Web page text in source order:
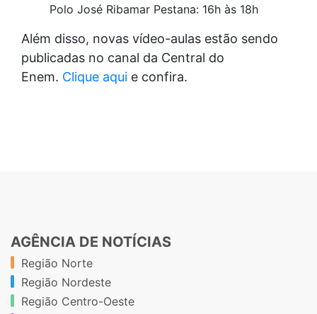
Polo José Ribamar Pestana: 16h às 18h
Além disso, novas vídeo-aulas estão sendo
publicadas no canal da Central do
Enem. Clique aqui e confira.
AGÊNCIA DE NOTÍCIAS
Região Norte
Região Nordeste
Região Centro-Oeste